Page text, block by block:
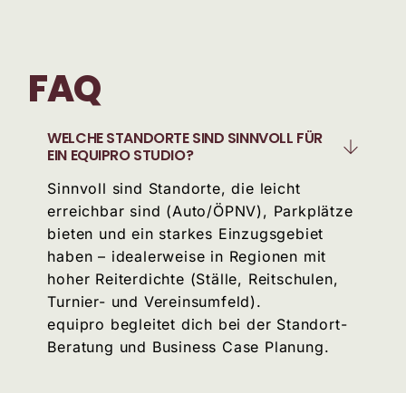
FAQ
WELCHE STANDORTE SIND SINNVOLL FÜR
EIN EQUIPRO STUDIO?
Sinnvoll sind Standorte, die leicht
erreichbar sind (Auto/ÖPNV), Parkplätze
bieten und ein starkes Einzugsgebiet
haben – idealerweise in Regionen mit
hoher Reiterdichte (Ställe, Reitschulen,
Turnier- und Vereinsumfeld).
equipro begleitet dich bei der Standort-
Beratung und Business Case Planung.